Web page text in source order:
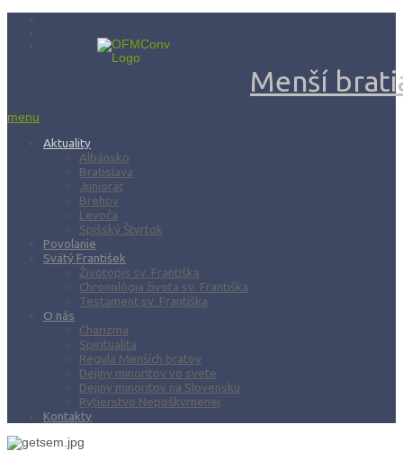
Menší
menu
Aktuality
Albánsko
Bratislava
Juniorát
Brehov
Levoča
Spišský Štvrtok
Povolanie
Svätý František
Životopis sv. Františka
Chronológia života sv. Františka
Testament sv. Františka
O nás
Charizma
Spiritualita
Regula Menších bratov
Dejiny minoritov vo svete
Dejiny minoritov na Slovensku
Rytierstvo Nepoškvrnenej
Kontakty